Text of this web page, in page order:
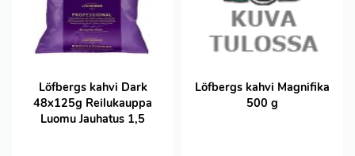
Löfbergs kahvi Dark
48x125g Reilukauppa
Luomu Jauhatus 1,5
Löfbergs kahvi Magnifika
500 g